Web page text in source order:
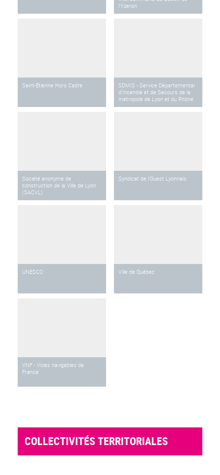
l'Yzeron
Saint-Étienne Hors Cadre
SDMIS - Service Départemental
d'Incendie et de Secours de la
métropole de Lyon et du Rhône
Société anonyme de
construction de la Ville de Lyon
(SACVL)
Syndicat de l'Ouest Lyonnais
UNESCO Ville de Québec
VNF - Voies navigables de
France
COLLECTIVITÉS TERRITORIALES